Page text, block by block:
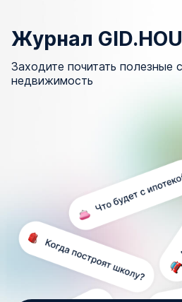
Журнал
Заходите почитать полезные
недвижимость